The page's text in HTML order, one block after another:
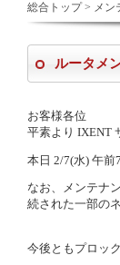
総合トップ> メン
ルータメ
お客様各位
平素より IXENT
本日 2/7(水) 午前
なお、メンテナ
続された一部の
今後ともプロッ